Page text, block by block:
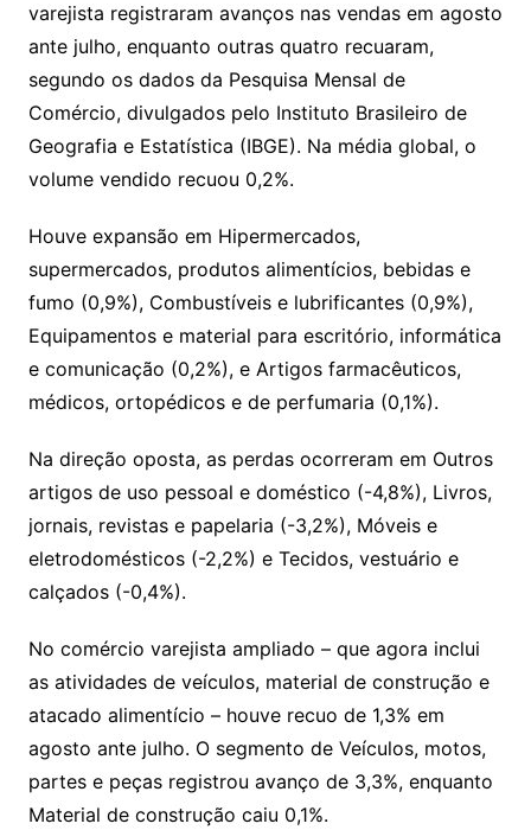
varejista registraram avanços nas vendas em agosto
ante julho, enquanto outras quatro recuaram,
segundo os dados da Pesquisa Mensal de
Comércio, divulgados pelo Instituto Brasileiro de
Geografia e Estatística (IBGE). Na média global, o
volume vendido recuou 0,2%.
Houve expansão em Hipermercados,
supermercados, produtos alimentícios, bebidas e
fumo (0,9%), Combustíveis e lubrificantes (0,9%),
Equipamentos e material para escritório, informática
e comunicação (0,2%), e Artigos farmacêuticos,
médicos, ortopédicos e de perfumaria (0,1%).
Na direção oposta, as perdas ocorreram em Outros
artigos de uso pessoal e doméstico (-4,8%), Livros,
jornais, revistas e papelaria (-3,2%), Móveis e
eletrodomésticos (-2,2%) e Tecidos, vestuário e
calçados (-0,4%).
No comércio varejista ampliado – que agora inclui
as atividades de veículos, material de construção e
atacado alimentício – houve recuo de 1,3% em
agosto ante julho. O segmento de Veículos, motos,
partes e peças registrou avanço de 3,3%, enquanto
Material de construção caiu 0,1%.